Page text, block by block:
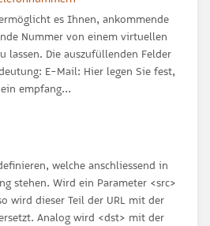
es Ihnen, ankommende
Nummer von einem virtuellen
lassen. Die auszufüllenden Felder
E-Mail: Hier legen Sie fest,
empfang...
welche anschliessend in
stehen. Wird ein Parameter <src>
wird dieser Teil der URL mit der
Analog wird <dst> mit der